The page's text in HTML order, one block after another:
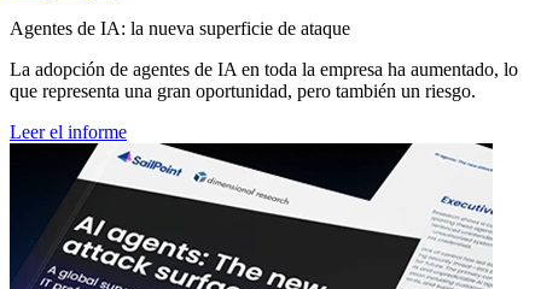
Agentes de IA: la nueva superficie de ataque
La adopción de agentes de IA en toda la empresa ha aumentado, lo
que representa una gran oportunidad, pero también un riesgo.
Leer el informe